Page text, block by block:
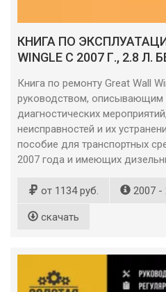
КНИГА ПО
WINGLE С 2007 Г., 2.8 Л.
Книга по ремонту Great Wall
руководством, описывающим
диагностических
неисправностей и их
пособие для транспортных
2007 года и имеющих
от 1134 руб. 2007 -
скачать